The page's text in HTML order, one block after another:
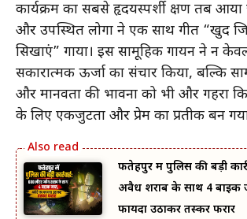
कार्यक्रम का सबसे हृदयस्पर्शी क्षण तब
और उपस्थित लोगों ने एक साथ गीत “खुद
सिखाएं” गाया। इस सामूहिक गायन ने न
सकारात्मक ऊर्जा का संचार किया, बल्कि
और मानवता की भावना को भी और गहरा
के लिए एकजुटता और प्रेम का प्रतीक बन
फतेहपुर में पुलिस की बड़ी
अवैध शराब के साथ 4 बाइक
फायदा उठाकर तस्कर फरार